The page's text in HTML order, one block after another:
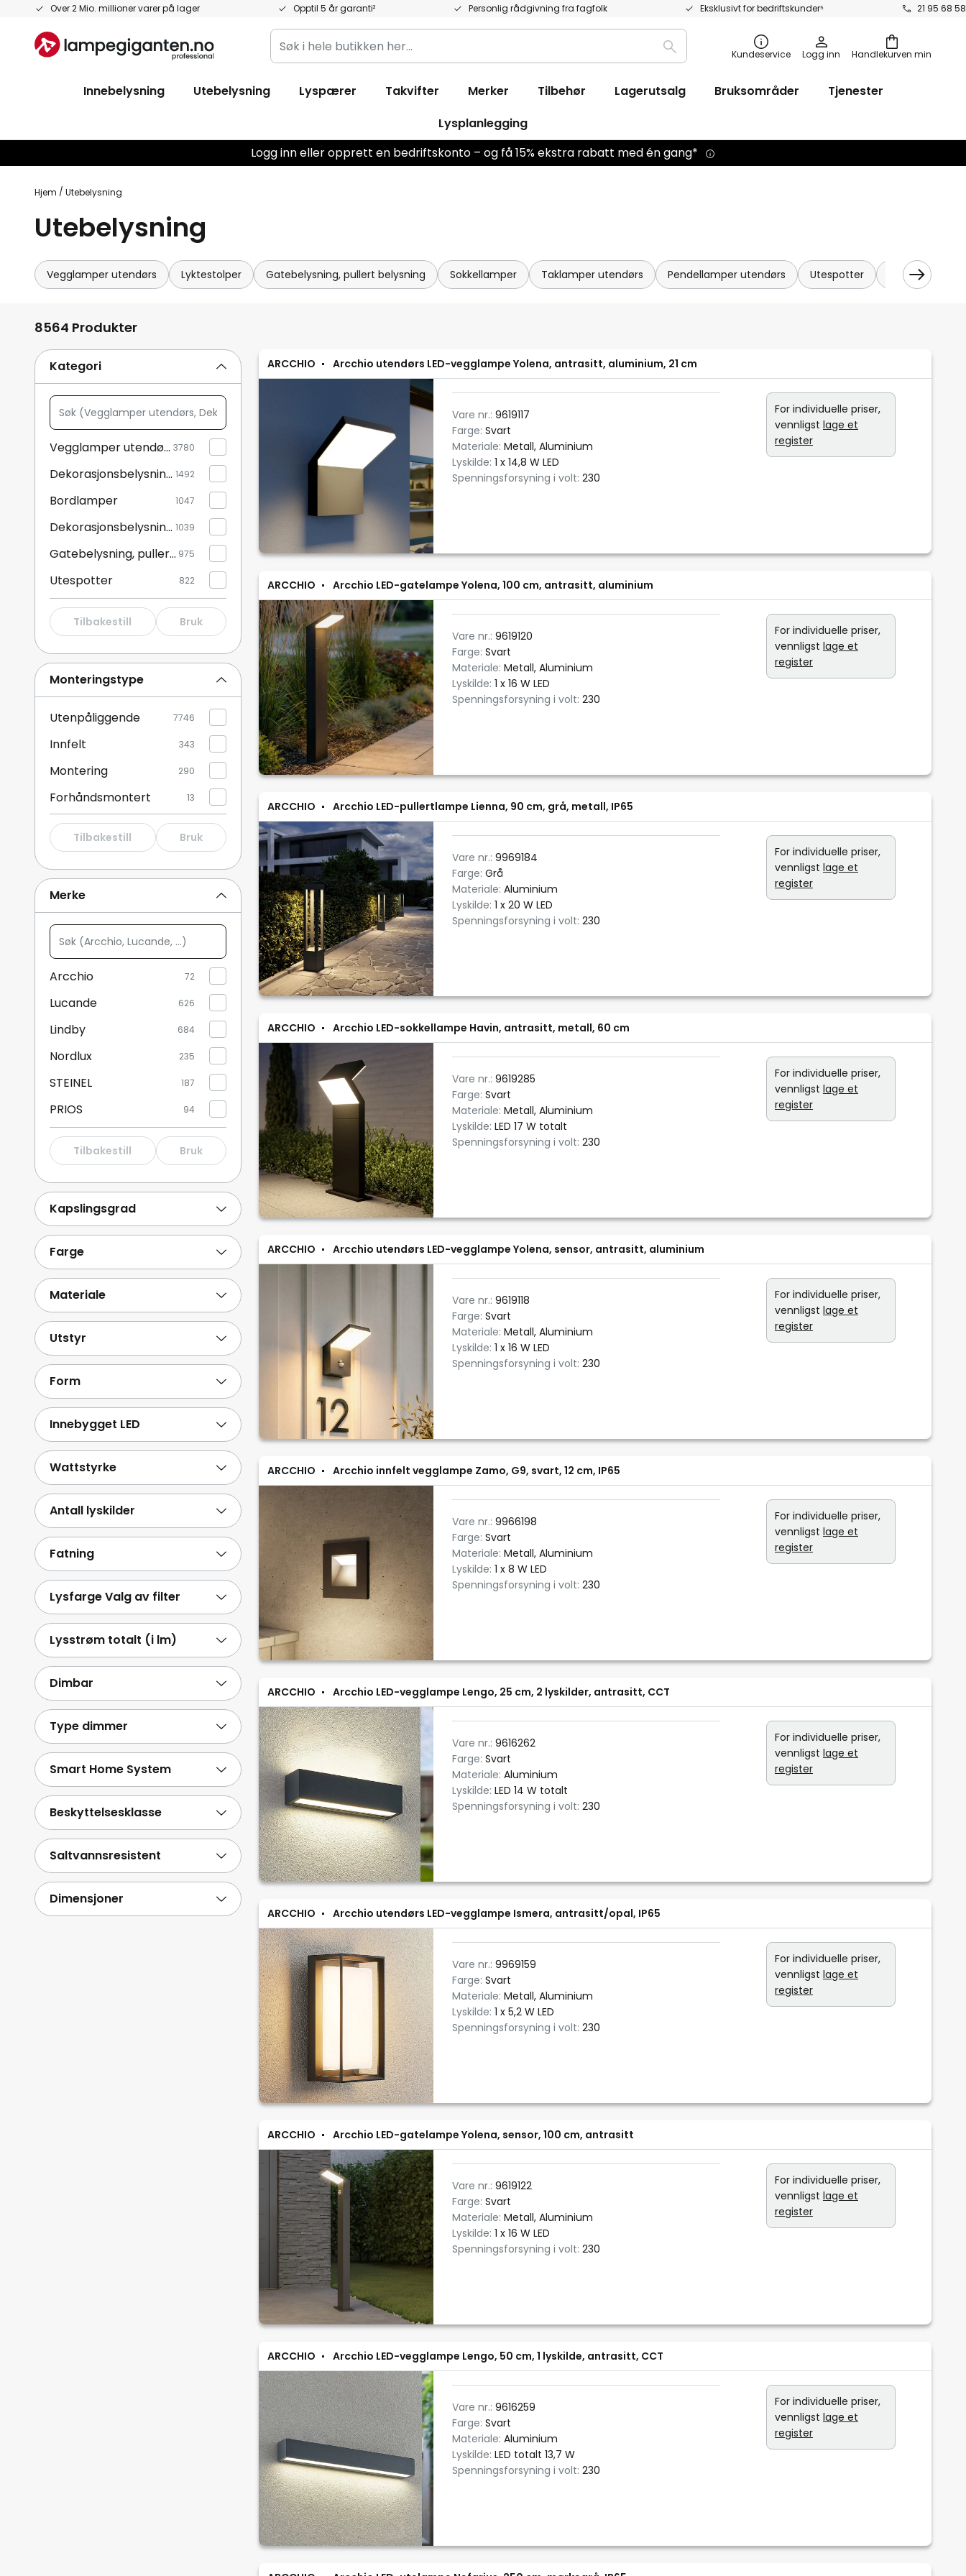
Over 2 Mio. millioner varer på lager Opptil 5 år garanti² Personlig rådgivning fra fagfolk Eksklusivt for bedriftskunder⁵ 21 95 68 58
Hopp
innhold
Handlekurven min
Søk
i
butikken
Søk Kundeservice Logg inn
Innebelysning Utebelysning Lyspærer Takvifter Merker Tilbehør Lagerutsalg Bruksområder
Tjenester
Lysplanlegging
Logg inn eller opprett en bedriftskonto – og få 15% ekstra rabatt med én gang*
Hjem Utebelysning
Utebelysning
Vegglamper utendørs Lyktestolper Gatebelysning, pullert belysning Sokkellamper Taklamper utendørs Pendellamper utendørs Utespotter Nedfelt
ARCCHIO Arcchio utendørs LED-vegglampe Yolena, antrasitt, aluminium, 21 cm
Vare nr.: 9619117
Farge: Svart
Materiale: Metall, Aluminium
Lyskilde: 1 x 14,8 W LED
Spenningsforsyning i volt: 230
For individuelle priser,
vennligst lage et
register
ARCCHIO Arcchio LED-gatelampe Yolena, 100 cm, antrasitt, aluminium
Vare nr.: 9619120
Farge: Svart
Materiale: Metall, Aluminium
Lyskilde: 1 x 16 W LED
Spenningsforsyning i volt: 230
For individuelle priser,
vennligst lage et
register
ARCCHIO Arcchio LED-pullertlampe Lienna, 90 cm, grå, metall, IP65
Vare nr.: 9969184
Farge: Grå
Materiale: Aluminium
Lyskilde: 1 x 20 W LED
Spenningsforsyning i volt: 230
For individuelle priser,
vennligst lage et
register
ARCCHIO Arcchio LED-sokkellampe Havin, antrasitt, metall, 60 cm
Vare nr.: 9619285
Farge: Svart
Materiale: Metall, Aluminium
Lyskilde: LED 17 W totalt
Spenningsforsyning i volt: 230
For individuelle priser,
vennligst lage et
register
ARCCHIO Arcchio utendørs LED-vegglampe Yolena, sensor, antrasitt, aluminium
Vare nr.: 9619118
Farge: Svart
Materiale: Metall, Aluminium
Lyskilde: 1 x 16 W LED
Spenningsforsyning i volt: 230
For individuelle priser,
vennligst lage et
register
ARCCHIO Arcchio innfelt vegglampe Zamo, G9, svart, 12 cm, IP65
Vare nr.: 9966198
Farge: Svart
Materiale: Metall, Aluminium
Lyskilde: 1 x 8 W LED
Spenningsforsyning i volt: 230
For individuelle priser,
vennligst lage et
register
ARCCHIO Arcchio LED-vegglampe Lengo, 25 cm, 2 lyskilder, antrasitt, CCT
Vare nr.: 9616262
Farge: Svart
Materiale: Aluminium
Lyskilde: LED 14 W totalt
Spenningsforsyning i volt: 230
For individuelle priser,
vennligst lage et
register
ARCCHIO Arcchio utendørs LED-vegglampe Ismera, antrasitt/opal, IP65
Vare nr.: 9969159
Farge: Svart
Materiale: Metall, Aluminium
Lyskilde: 1 x 5,2 W LED
Spenningsforsyning i volt: 230
For individuelle priser,
vennligst lage et
register
ARCCHIO Arcchio LED-gatelampe Yolena, sensor, 100 cm, antrasitt
Vare nr.: 9619122
Farge: Svart
Materiale: Metall, Aluminium
Lyskilde: 1 x 16 W LED
Spenningsforsyning i volt: 230
For individuelle priser,
vennligst lage et
register
ARCCHIO Arcchio LED-vegglampe Lengo, 50 cm, 1 lyskilde, antrasitt, CCT
Vare nr.: 9616259
Farge: Svart
Materiale: Aluminium
Lyskilde: LED totalt 13,7 W
Spenningsforsyning i volt: 230
For individuelle priser,
vennligst lage et
register
Kategori
Søk
(Vegglamper
utendørs,
Dekorasjonsbelysning
utendørs,
...)
Vegglamper utendørs 3780
Dekorasjonsbelysning utendørs 1492
Bordlamper 1047
Dekorasjonsbelysning innendørs 1039
Gatebelysning, pullert belysning 975
Utespotter 822
Solcellelamper 786
Vegglamper med sensor770
Sokkellamper 550
Taklamper utendørs
Vis mer
Tilbakestill Bruk
Monteringstype
Utenpåliggende 7746
Innfelt 343
Montering 290
Forhåndsmontert 13
Tilbakestill Bruk
Merke
Søk
(Arcchio,
Lucande,
Arcchio 72
Lucande 626
Lindby 684
Nordlux 235
STEINEL 187
PRIOS 94
Paulmann 378
Konstsmide 334
Philips 236
EGLO
Tilbakestill Bruk
Kapslingsgrad
Farge
Materiale
Utstyr
Form
Innebygget LED
Wattstyrke
Antall lyskilder
Fatning
Lysfarge Valg av filter
Lysstrøm totalt (i lm)
Dimbar
Type dimmer
Smart Home System
Beskyttelsesklasse
Saltvannsresistent
Dimensjoner
8564 Produkter